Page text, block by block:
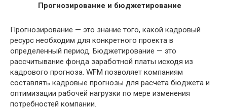
Прогнозирование и бюджетирование
Прогнозирование — это знание того, какой кадровый
ресурс необходим для конкретного проекта в
определенный период. Бюджетирование — это
рассчитывание фонда заработной платы исходя из
кадрового прогноза. WFM позволяет компаниям
составлять кадровые прогнозы для расчёта бюджета и
оптимизации рабочей нагрузки по мере изменения
потребностей компании.